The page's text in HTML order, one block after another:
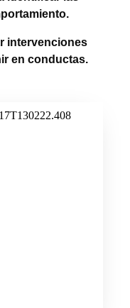
intervenciones
en conductas.